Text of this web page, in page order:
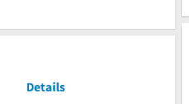
Details